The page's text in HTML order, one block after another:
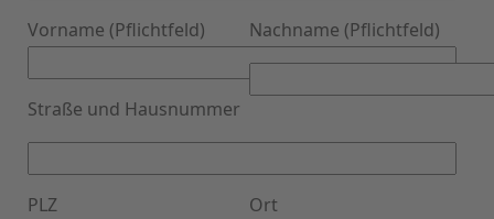
Vorname (Pflichtfeld) Nachname (Pflichtfeld)
Straße und Hausnummer
PLZ Ort